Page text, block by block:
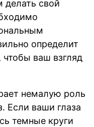
делать свой
определит
ваш взгляд
немалую роль
Если ваши глаза
темные круги